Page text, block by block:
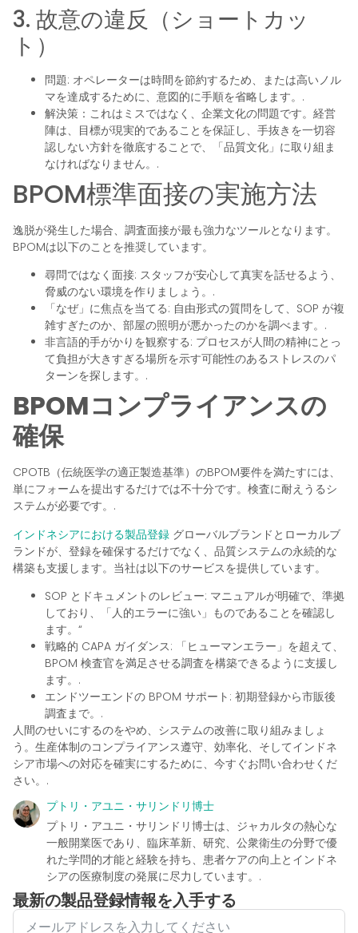
3. 故意の違反（ショートカッ
ト）
問題: オペレーターは時間を節約するため、または高いノル
マを達成するために、意図的に手順を省略します。.
解決策：これはミスではなく、企業文化の問題です。経営
陣は、目標が現実的であることを保証し、手抜きを一切容
認しない方針を徹底することで、「品質文化」に取り組ま
なければなりません。.
BPOM標準面接の実施方法
逸脱が発生した場合、調査面接が最も強力なツールとなります。
BPOMは以下のことを推奨しています。
尋問ではなく面接: スタッフが安心して真実を話せるよう、
脅威のない環境を作りましょう。.
「なぜ」に焦点を当てる: 自由形式の質問をして、SOP が複
雑すぎたのか、部屋の照明が悪かったのかを調べます。.
非言語的手がかりを観察する: プロセスが人間の精神にとっ
て負担が大きすぎる場所を示す可能性のあるストレスのパ
ターンを探します。.
BPOMコンプライアンスの
確保
CPOTB（伝統医学の適正製造基準）のBPOM要件を満たすには、
単にフォームを提出するだけでは不十分です。検査に耐えうるシ
ステムが必要です。.
インドネシアにおける製品登録 グローバルブランドとローカルブ
ランドが、登録を確保するだけでなく、品質システムの永続的な
構築も支援します。当社は以下のサービスを提供しています。
SOP とドキュメントのレビュー: マニュアルが明確で、準拠
しており、「人的エラーに強い」ものであることを確認し
ます。“
戦略的 CAPA ガイダンス: 「ヒューマンエラー」を超えて、
BPOM 検査官を満足させる調査を構築できるように支援し
ます。.
エンドツーエンドの BPOM サポート: 初期登録から市販後
調査まで。.
人間のせいにするのをやめ、システムの改善に取り組みましょ
う。生産体制のコンプライアンス遵守、効率化、そしてインドネ
シア市場への対応を確実にするために、今すぐお問い合わせくだ
さい。.
プトリ・アユニ・サリンドリ博士
プトリ・アユニ・サリンドリ博士は、ジャカルタの熱心な
一般開業医であり、臨床革新、研究、公衆衛生の分野で優
れた学問的才能と経験を持ち、患者ケアの向上とインドネ
シアの医療制度の発展に尽力しています。.
最新の製品登録情報を入手する